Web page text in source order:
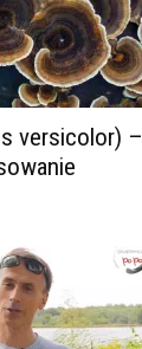
versicolor) –